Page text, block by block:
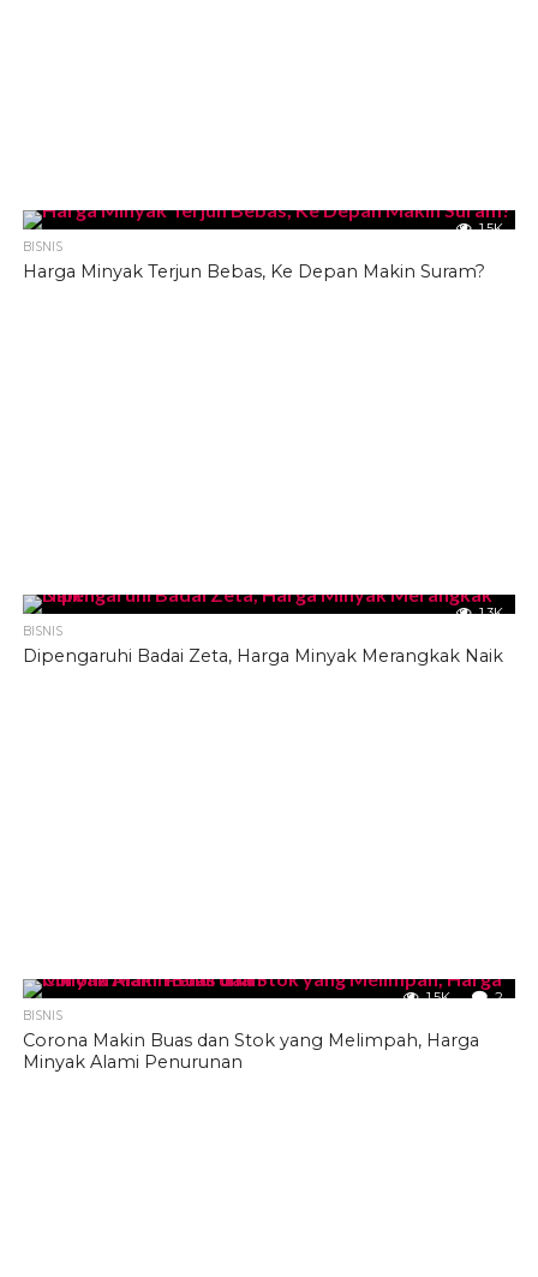
1.5K
BISNIS
Harga Minyak Terjun Bebas, Ke Depan Makin Suram?
1.3K
BISNIS
Dipengaruhi Badai Zeta, Harga Minyak Merangkak Naik
1.5K 2
BISNIS
Corona Makin Buas dan Stok yang Melimpah, Harga
Minyak Alami Penurunan